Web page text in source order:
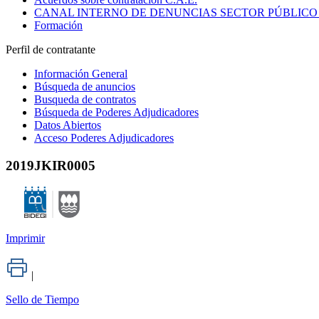
CANAL INTERNO DE DENUNCIAS SECTOR
Formación
Perfil de contratante
Información General
Búsqueda de anuncios
Busqueda de contratos
Búsqueda de Poderes Adjudicadores
Datos Abiertos
Acceso Poderes Adjudicadores
2019JKIR0005
Imprimir
|
Sello de Tiempo